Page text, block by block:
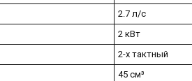
2.7 л/с
2 кВт
2-x тактный
45 см³